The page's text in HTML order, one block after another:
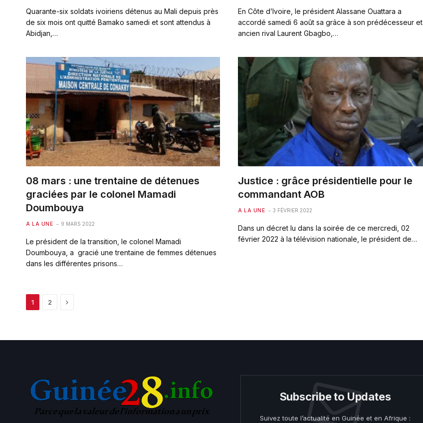
Quarante-six soldats ivoiriens détenus au Mali depuis près
de six mois ont quitté Bamako samedi et sont attendus à
Abidjan,…
En Côte d’Ivoire, le président Alassane Ouattara a
accordé samedi 6 août sa grâce à son prédécesseur et
ancien rival Laurent Gbagbo,…
08 mars : une trentaine de détenues
graciées par le colonel Mamadi
Doumbouya
A LA UNE 9 MARS 2022
Le président de la transition, le colonel Mamadi
Doumbouya, a gracié une trentaine de femmes détenues
dans les différentes prisons…
Justice : grâce présidentielle pour le
commandant AOB
A LA UNE 3 FÉVRIER 2022
Dans un décret lu dans la soirée de ce mercredi, 02
février 2022 à la télévision nationale, le président de…
1 2 Next
Subscribe to Updates
Suivez toute l’actualité en Guinée et en Afrique :